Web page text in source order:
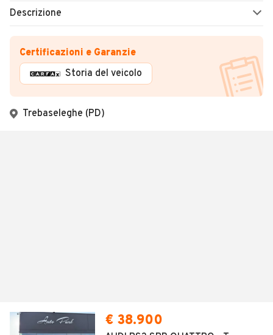
Descrizione
Certificazioni e Garanzie
Storia del veicolo
Trebaseleghe (PD)
€ 38.900